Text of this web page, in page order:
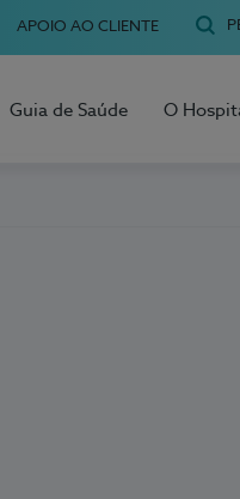
APOIO AO CLIENTE
Guia de Saúde O